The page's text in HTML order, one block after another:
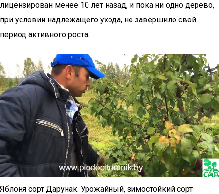
лицензирован менее 10 лет назад, и пока ни одно дерево,
при условии надлежащего ухода, не завершило свой
период активного роста.
Яблоня сорт Дарунак. Урожайный, зимостойкий сорт